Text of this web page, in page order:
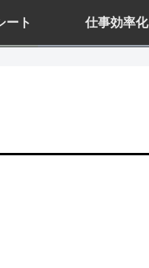
ート 仕事効率化